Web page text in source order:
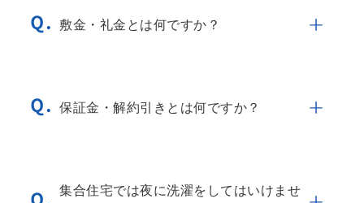
敷金・礼金とは何ですか？
保証金・解約引きとは何ですか？
集合住宅では夜に洗濯をしてはいけませ